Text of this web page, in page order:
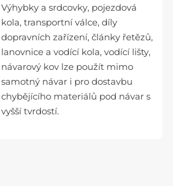
Výhybky a srdcovky, pojezdová
kola, transportní válce, díly
dopravních zařízení, články řetězů,
lanovnice a vodící kola, vodící lišty,
návarový kov lze použít mimo
samotný návar i pro dostavbu
chybějícího materiálů pod návar s
vyšší tvrdostí.